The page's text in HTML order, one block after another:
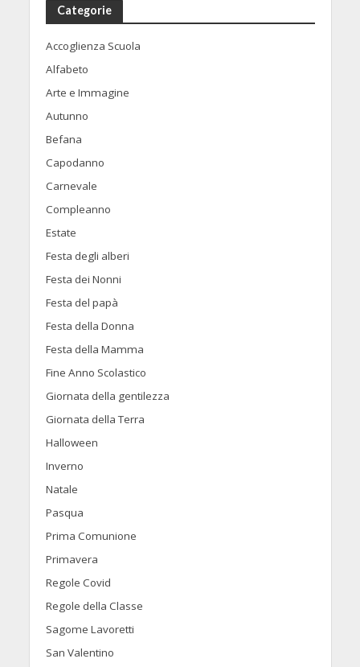
Categorie
Accoglienza Scuola
Alfabeto
Arte e Immagine
Autunno
Befana
Capodanno
Carnevale
Compleanno
Estate
Festa degli alberi
Festa dei Nonni
Festa del papà
Festa della Donna
Festa della Mamma
Fine Anno Scolastico
Giornata della gentilezza
Giornata della Terra
Halloween
Inverno
Natale
Pasqua
Prima Comunione
Primavera
Regole Covid
Regole della Classe
Sagome Lavoretti
San Valentino